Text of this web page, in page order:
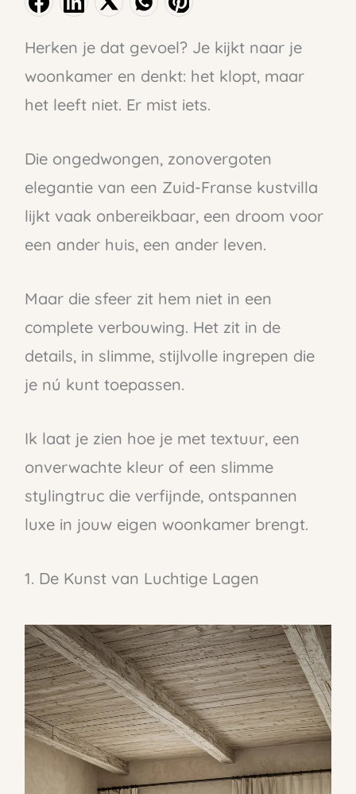
Herken je dat gevoel? Je kijkt naar je
woonkamer en denkt: het klopt, maar
het leeft niet. Er mist iets.
Die ongedwongen, zonovergoten
elegantie van een Zuid-Franse kustvilla
lijkt vaak onbereikbaar, een droom voor
een ander huis, een ander leven.
Maar die sfeer zit hem niet in een
complete verbouwing. Het zit in de
details, in slimme, stijlvolle ingrepen die
je nú kunt toepassen.
Ik laat je zien hoe je met textuur, een
onverwachte kleur of een slimme
stylingtruc die verfijnde, ontspannen
luxe in jouw eigen woonkamer brengt.
1. De Kunst van Luchtige Lagen